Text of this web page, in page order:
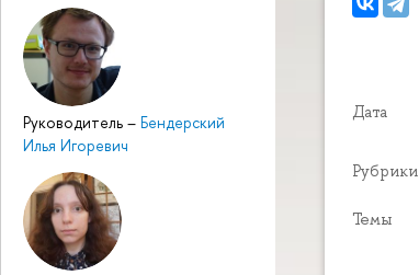
Руководитель – Бендерский
Илья Игоревич
Дата
Рубрики
Темы